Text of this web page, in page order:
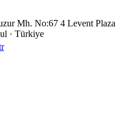
Mh. No:67 4 Levent Plaza
· Türkiye